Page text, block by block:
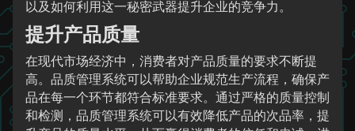
以及如何利用这一秘密武器提升企业的竞争力。
提升产品质量
在现代市场经济中，消费者对产品质量的要求不断提
高。品质管理系统可以帮助企业规范生产流程，确保产
品在每一个环节都符合标准要求。通过严格的质量控制
和检测，品质管理系统可以有效降低产品的次品率，提